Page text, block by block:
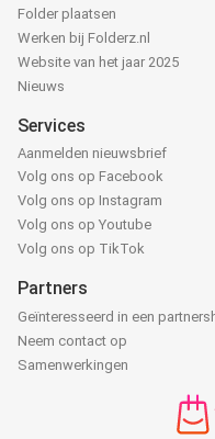
Folder plaatsen
Werken bij Folderz.nl
Website van het jaar 2025
Nieuws
Services
Aanmelden nieuwsbrief
Volg ons op Facebook
Volg ons op Instagram
Volg ons op Youtube
Volg ons op TikTok
Partners
Geïnteresseerd in een
Neem contact op
Samenwerkingen